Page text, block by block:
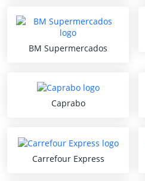
BM Supermercados
Caprabo
Carrefour Express